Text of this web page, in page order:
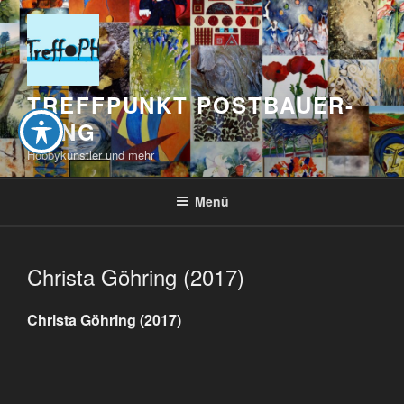
Zum
Inhalt
springen
TREFFPUNKT POSTBAUER-
HENG
Hobbykünstler und mehr
Menü
Christa Göhring (2017)
Christa Göhring (2017)